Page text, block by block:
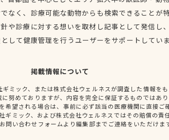
なく、診療可能な動物からも検索できることが
や診療に対する想いを取材し記事として発信し
して健康管理を行うユーザーをサポートしてい
掲載情報について
ミック、または株式会社ウェルネスが調査した情報を
努めておりますが、内容を完全に保証するものではあ
希望される場合は、事前に必ず該当の医療機関に直接ご
ギミック、および株式会社ウェルネスではその賠償の責
問い合わせフォームより編集部までご連絡をいただけま